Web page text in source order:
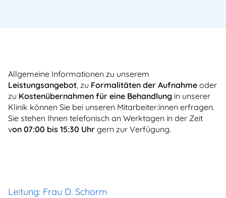
Allgemeine Informationen zu unserem
Leistungsangebot, zu Formalitäten der Aufnahme oder
zu Kostenübernahmen für eine Behandlung in unserer
Klinik können Sie bei unseren Mitarbeiter:innen erfragen.
Sie stehen Ihnen telefonisch an Werktagen in der Zeit
von 07:00 bis 15:30 Uhr gern zur Verfügung.
Leitung: Frau D. Schorm